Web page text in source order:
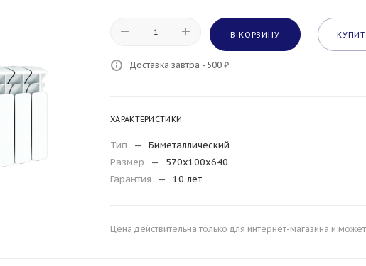
В КОРЗИНУ
Доставка завтра - 500 ₽
ХАРАКТЕРИСТИКИ
Тип —
Биметаллический
Размер
—
570x100x640
Гарантия
— 10 лет
Цена действительна только для интернет-магазина и